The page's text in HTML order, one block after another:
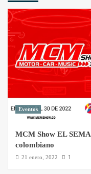
Eventos
MCM Show EL SEMA
colombiano
21 enero, 2022 1